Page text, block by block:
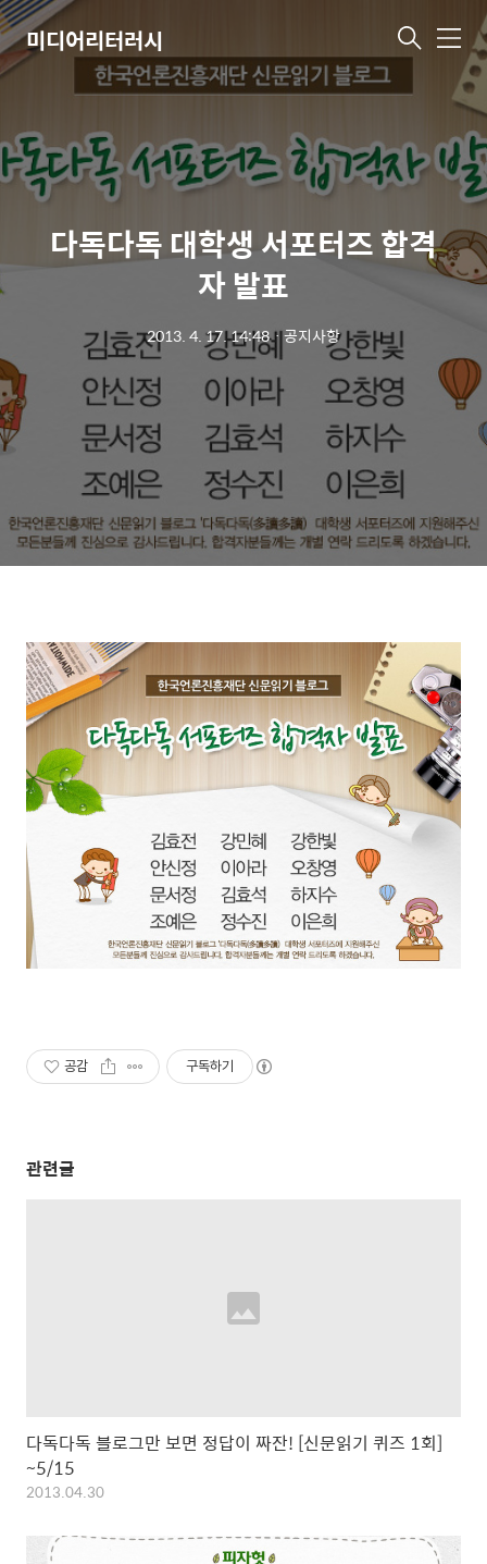
미디어리터러시 메
뉴
다독다독 대학생 서포터즈 합격
자 발표
2013. 4. 17. 14:48ㆍ공지사항
공감 구독하기
관련글
다독다독 블로그만 보면 정답이 짜잔! [신문읽기 퀴즈 1회]
~5/15
2013.04.30